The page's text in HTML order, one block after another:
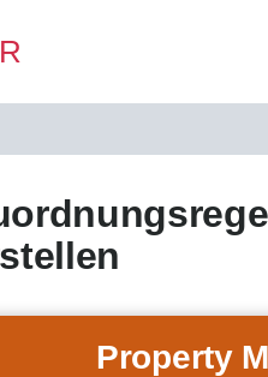
Property